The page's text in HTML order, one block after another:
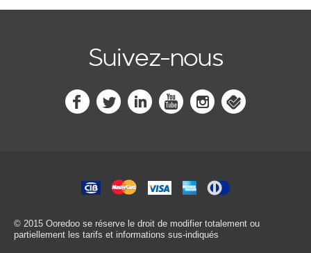
Suivez-nous
© 2015 Ooredoo se réserve le droit de modifier totalement ou
partiellement les tarifs et informations sus-indiqués